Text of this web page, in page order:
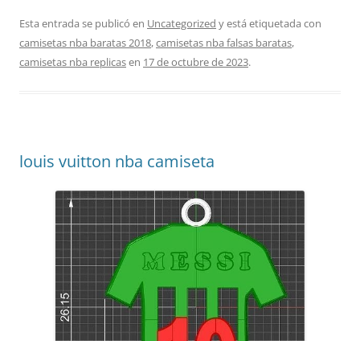
Esta entrada se publicó en Uncategorized y está etiquetada con
camisetas nba baratas 2018,camisetas nba falsas baratas,
camisetas nba replicasen 17 de octubre de 2023.
louis vuitton nba camiseta